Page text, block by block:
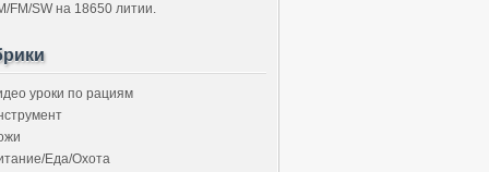
FM/SW на 18650 литии.
уроки по рациям
Еда/Охота